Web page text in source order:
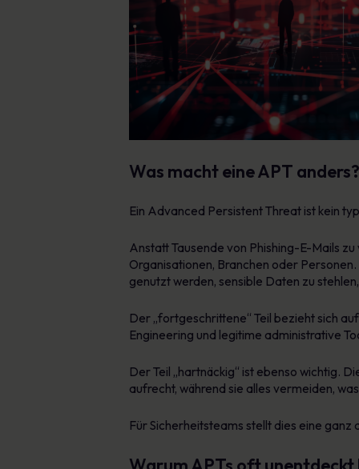
Was macht eine APT anders?
Ein Advanced Persistent Threat ist kein
Anstatt Tausende von Phishing-E-Mails
Organisationen, Branchen oder
genutzt werden, sensible Daten zu
Der „fortgeschrittene“ Teil bezieht sich
Engineering und legitime administrative
Der Teil „hartnäckig“ ist ebenso wichtig.
aufrecht, während sie alles vermeiden,
Für Sicherheitsteams stellt dies eine